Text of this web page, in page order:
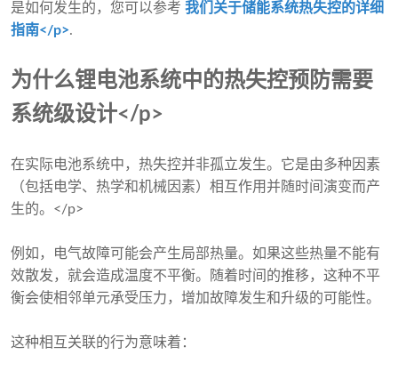
是如何发生的，您可以参考 我们关于储能系统热失控的详细
指南</p>.
为什么锂电池系统中的热失控预防需要
系统级设计</p>
在实际电池系统中，热失控并非孤立发生。它是由多种因素
（包括电学、热学和机械因素）相互作用并随时间演变而产
生的。</p>
例如，电气故障可能会产生局部热量。如果这些热量不能有
效散发，就会造成温度不平衡。随着时间的推移，这种不平
衡会使相邻单元承受压力，增加故障发生和升级的可能性。
这种相互关联的行为意味着：